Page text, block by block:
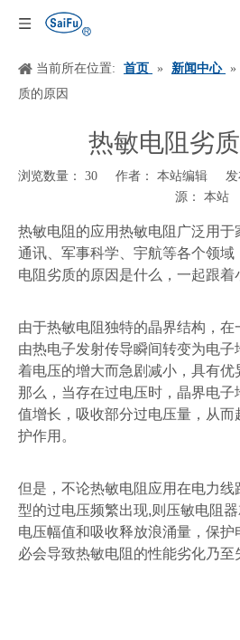
当前所在位置: 首页 » 新闻中心 »
质的原因
热敏电阻劣
浏览数量： 30 作者： 本站编辑 发
源： 本站
热敏电阻的应用热敏电阻广泛用于
通讯、军事科学、宇航等各个领域
电阻劣质的原因是什么，一起跟着
由于热敏电阻独特的晶界结构，
由热电子发射传导瞬间转变为电
着电压的增大而急剧减小，具有优
那么，当存在过电压时，晶界电子
值增长，吸收部分过电压量，从
护作用。
但是，不论热敏电阻应用在电力线
型的过电压频繁出现,则压敏电阻
电压幅值和吸收释放浪涌量，保护
必会导致热敏电阻的性能劣化乃至